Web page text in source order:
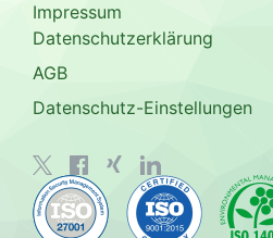
Impressum
Datenschutzerklärung
AGB
Datenschutz-Einstellungen